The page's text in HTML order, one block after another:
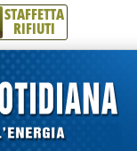
STAFFETTA
RIFIUTI